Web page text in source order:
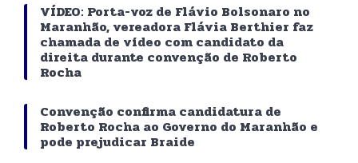
VÍDEO: Porta-voz de Flávio Bolsonaro no
Maranhão, vereadora Flávia Berthier faz
chamada de vídeo com candidato da
direita durante convenção de Roberto
Rocha
Convenção confirma candidatura de
Roberto Rocha ao Governo do Maranhão e
pode prejudicar Braide